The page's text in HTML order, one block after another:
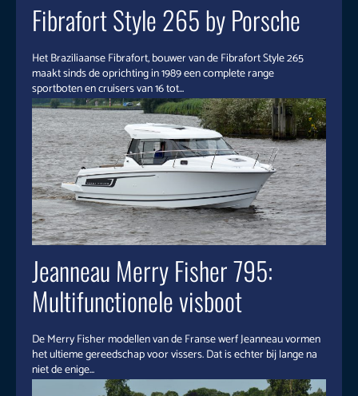
Fibrafort Style 265 by Porsche
Het Braziliaanse Fibrafort, bouwer van de Fibrafort Style 265
maakt sinds de oprichting in 1989 een complete range
sportboten en cruisers van 16 tot...
Jeanneau Merry Fisher 795:
Multifunctionele visboot
De Merry Fisher modellen van de Franse werf Jeanneau vormen
het ultieme gereedschap voor vissers. Dat is echter bij lange na
niet de enige...